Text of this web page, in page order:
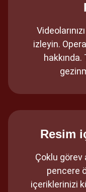
izleyin.
Resim
Çoklu görev
pencere
içeriklerinizi